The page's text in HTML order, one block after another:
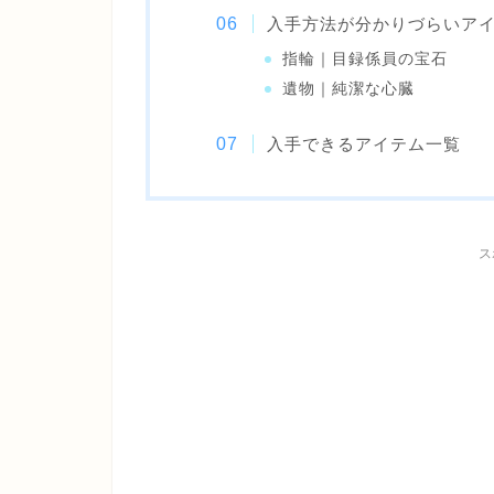
入手方法が分かりづらいア
指輪｜目録係員の宝石
遺物｜純潔な心臓
入手できるアイテム一覧